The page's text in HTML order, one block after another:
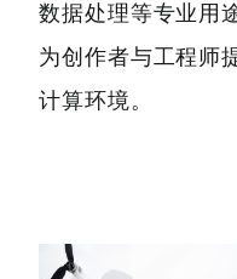
数据处理等专业用
为创作者与工程师
计算环境。